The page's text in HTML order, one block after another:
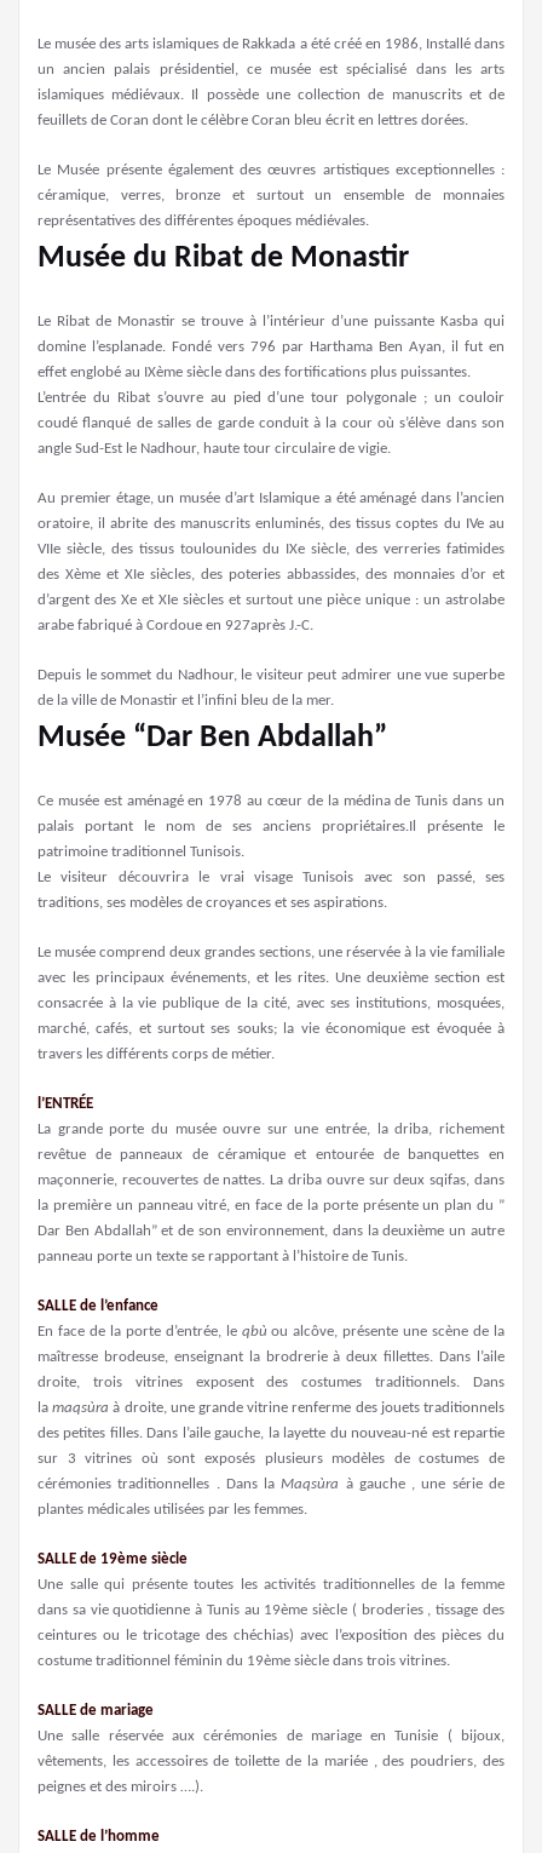
Le musée des arts islamiques de Rakkada a été créé en 1986, Installé dans
un ancien palais présidentiel, ce musée est spécialisé dans les arts
islamiques médiévaux. Il possède une collection de manuscrits et de
feuillets de Coran dont le célèbre Coran bleu écrit en lettres dorées.
Le Musée présente également des œuvres artistiques exceptionnelles :
céramique, verres, bronze et surtout un ensemble de monnaies
représentatives des différentes époques médiévales.
Musée du Ribat de Monastir
Le Ribat de Monastir se trouve à l’intérieur d’une puissante Kasba qui
domine l’esplanade. Fondé vers 796 par Harthama Ben Ayan, il fut en
effet englobé au IXème siècle dans des fortifications plus puissantes.
L’entrée du Ribat s’ouvre au pied d’une tour polygonale ; un couloir
coudé flanqué de salles de garde conduit à la cour où s’élève dans son
angle Sud-Est le Nadhour, haute tour circulaire de vigie.
Au premier étage, un musée d’art Islamique a été aménagé dans l’ancien
oratoire, il abrite des manuscrits enluminés, des tissus coptes du IVe au
VIIe siècle, des tissus toulounides du IXe siècle, des verreries fatimides
des Xème et XIe siècles, des poteries abbassides, des monnaies d’or et
d’argent des Xe et XIe siècles et surtout une pièce unique : un astrolabe
arabe fabriqué à Cordoue en 927après J.-C.
Depuis le sommet du Nadhour, le visiteur peut admirer une vue superbe
de la ville de Monastir et l’infini bleu de la mer.
Musée “Dar Ben Abdallah”
Ce musée est aménagé en 1978 au cœur de la médina de Tunis dans un
palais portant le nom de ses anciens propriétaires.Il présente le
patrimoine traditionnel Tunisois.
Le visiteur découvrira le vrai visage Tunisois avec son passé, ses
traditions, ses modèles de croyances et ses aspirations.
Le musée comprend deux grandes sections, une réservée à la vie familiale
avec les principaux événements, et les rites. Une deuxième section est
consacrée à la vie publique de la cité, avec ses institutions, mosquées,
marché, cafés, et surtout ses souks; la vie économique est évoquée à
travers les différents corps de métier.
l’ENTRÉE
La grande porte du musée ouvre sur une entrée, la driba, richement
revêtue de panneaux de céramique et entourée de banquettes en
maçonnerie, recouvertes de nattes. La driba ouvre sur deux sqifas, dans
la première un panneau vitré, en face de la porte présente un plan du ”
Dar Ben Abdallah” et de son environnement, dans la deuxième un autre
panneau porte un texte se rapportant à l’histoire de Tunis.
SALLE de l’enfance
En face de la porte d’entrée, le qbù ou alcôve, présente une scène de la
maîtresse brodeuse, enseignant la brodrerie à deux fillettes. Dans l’aile
droite, trois vitrines exposent des costumes traditionnels. Dans
lamaqsùra à droite, une grande vitrine renferme des jouets traditionnels
des petites filles. Dans l’aile gauche, la layette du nouveau-né est repartie
sur 3 vitrines où sont exposés plusieurs modèles de costumes de
cérémonies traditionnelles . Dans laMaqsùra à gauche , une série de
plantes médicales utilisées par les femmes.
SALLE de 19ème siècle
Une salle qui présente toutes les activités traditionnelles de la femme
dans sa vie quotidienne à Tunis au 19ème siècle ( broderies , tissage des
ceintures ou le tricotage des chéchias) avec l’exposition des pièces du
costume traditionnel féminin du 19ème siècle dans trois vitrines.
SALLE de mariage
Une salle réservée aux cérémonies de mariage en Tunisie ( bijoux,
vêtements, les accessoires de toilette de la mariée , des poudriers, des
peignes et des miroirs ….).
SALLE de l’homme